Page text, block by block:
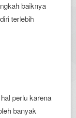
baiknya
terlebih
perlu karena
banyak